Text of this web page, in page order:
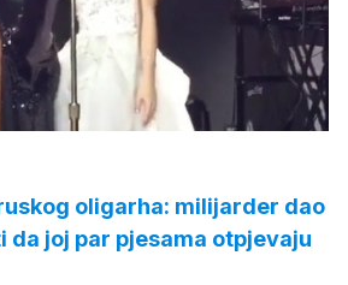
oligarha: milijarder dao
da joj par pjesama otpjevaju